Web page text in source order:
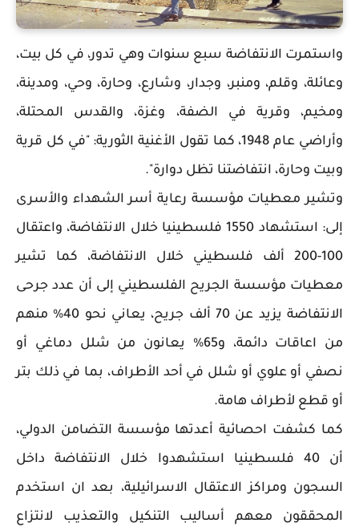
واستمرت الانتفاضة سبع سنوات وهي تدور، في كل بيت،
وعائلة، وقلم، ومنبر، وجدار، وشارع، وحارة، وحي، ومدينة،
ومخيم، وقرية في الضفة، وغزة، والقدس المحتلة،
وأراضي عام 1948، كما تقول الأغنية الثورية: "في كل قرية
وبيت وحارة، انتفاضتنا تظل دوارة".
وتشير معطيات مؤسسة رعاية أسر الشهداء والأسرى
إلى: استشهاد 1550 فلسطينيا خلال الانتفاضة، واعتقال
100-200 ألف فلسطيني خلال الانتفاضة، كما تشير
معطيات مؤسسة الجريح الفلسطيني إلى أن عدد جرحى
الانتفاضة يزيد عن 70 ألف جريح، يعاني نحو 40% منهم
من اعاقات دائمة، و65% يعانون من شلل دماغي أو
نصفي أو علوي أو شلل في أحد الأطراف، بما في ذلك بتر
أو قطع لأطراف هامة.
كما كشفت احصائية أعدتها مؤسسة التضامن الدولي،
أن 40 فلسطينيا استشهدوا خلال الانتفاضة داخل
السجون ومراكز الاعتقال الاسرائيلية، بعد ان استخدم
المحققون معهم أساليب التنكيل والتعذيب لانتزاع